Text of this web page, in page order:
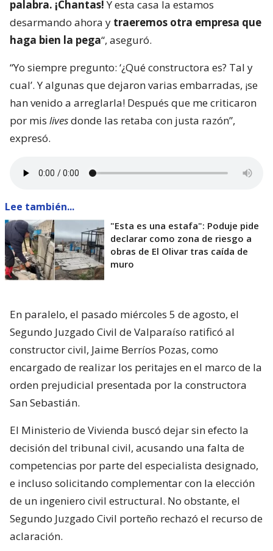
de proyectos habitacionales.
“ Es una vergüenza que nos tocó en Viña del Mar.
No podía decir mal hecho, no.Chanta era la
palabra. ¡Chantas!Y esta casa la estamos
desarmando ahora ytraeremos otra empresa que
haga bien la pega “, aseguró.
cual’. Y algunas que dejaron varias embarradas, ¡se
por mislivesdonde las retaba con justa razón”,
expresó.
"Esta es una estafa": Poduje pide
declarar como zona de riesgo a
obras de El Olivar tras caída de
muro
En paralelo, el pasado miércoles 5 de agosto, el
constructor civil, Jaime Berríos Pozas, como
encargado de realizar los peritajes en el marco de la
orden prejudicial presentada por la constructora
San Sebastián.
El Ministerio de Vivienda buscó dejar sin efecto la
decisión del tribunal civil, acusando una falta de